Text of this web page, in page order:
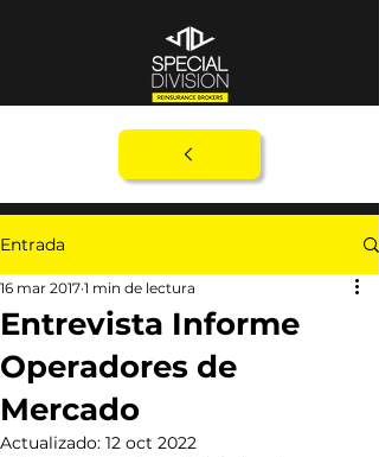
Entrada
Entrevista Informe
Operadores de
Mercado
16 mar 2017 1 min de lectura
Actualizado: 12 oct 2022